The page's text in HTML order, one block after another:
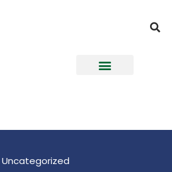
Uncategorized